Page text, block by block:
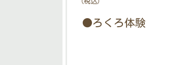
（税込）
●ろくろ体験